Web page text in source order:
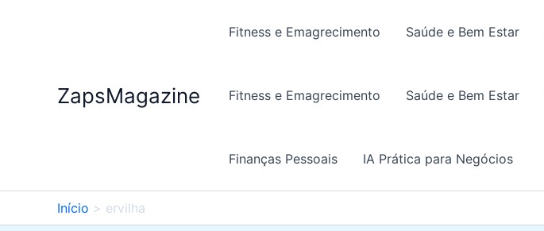
ZapsMagazine
Fitness e Emagrecimento Saúde e Bem Estar
Fitness e Emagrecimento Saúde e Bem Estar
Finanças Pessoais IA Prática para Negócios
Início ervilha